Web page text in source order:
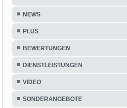
NEWS
PLUS
BEWERTUNGEN
DIENSTLEISTUNGEN
VIDEO
SONDERANGEBOTE